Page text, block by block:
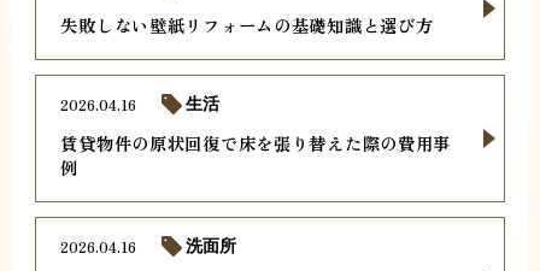
失敗しない壁紙リフォームの基礎知識と選び方
賃貸物件の原状回復で床を張り替えた際の費用事
例
2026.04.16 生活
2026.04.16 洗面所